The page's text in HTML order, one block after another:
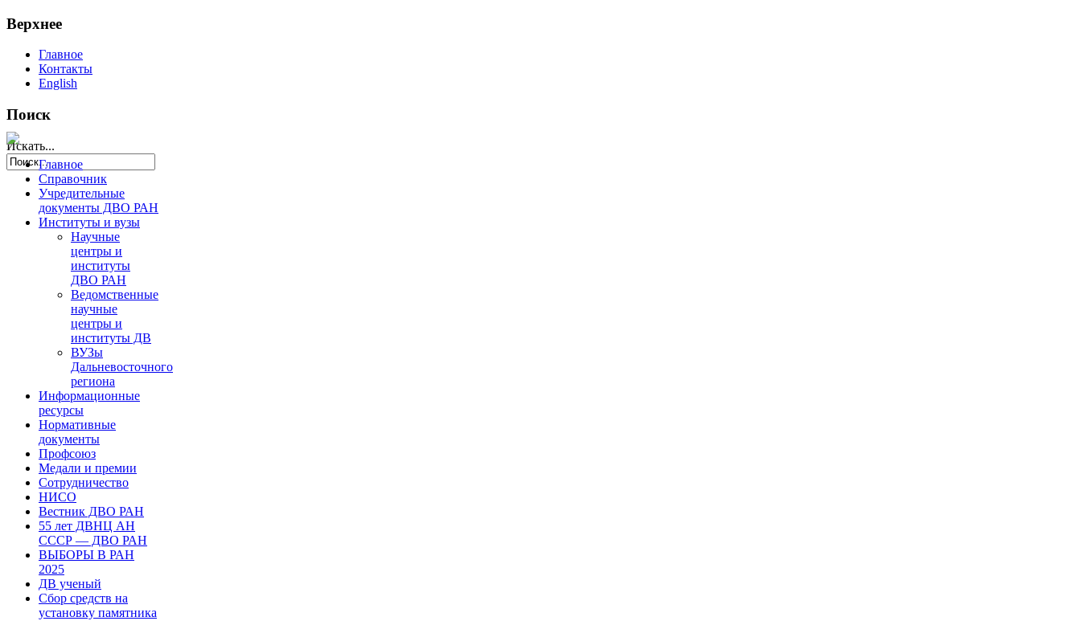
Верхнее
Главное
Контакты
English
Поиск
Искать...
Главное
Справочник
Учредительные
документы ДВО РАН
Институты и вузы
Научные
центры и
институты
ДВО РАН
Ведомственные
научные
центры и
институты ДВ
ВУЗы
Дальневосточного
региона
Информационные
ресурсы
Нормативные
документы
Профсоюз
Медали и премии
Сотрудничество
НИСО
Вестник ДВО РАН
55 лет ДВНЦ АН
СССР — ДВО РАН
ВЫБОРЫ В РАН
2025
ДВ ученый
Сбор средств на
установку памятника